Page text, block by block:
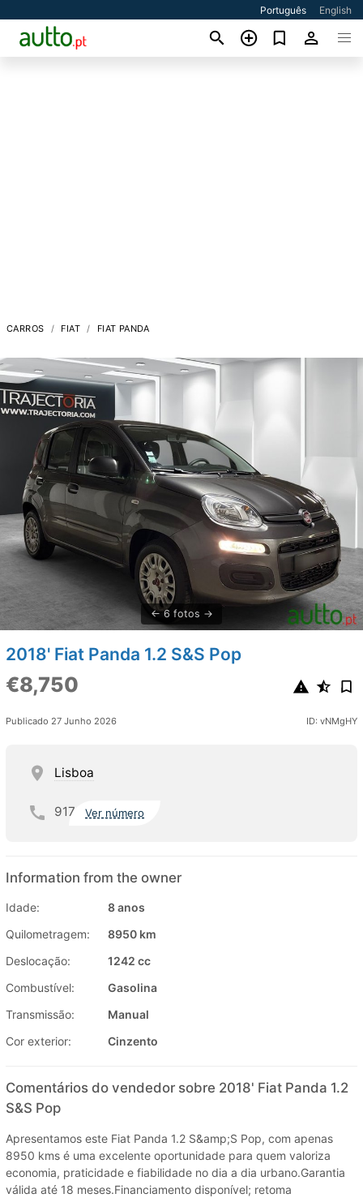
Português English
CARROS FIAT FIAT PANDA
6 fotos
2018' Fiat Panda 1.2 S&S Pop
€8,750
Publicado 27 Junho 2026 ID: vNMgHY
Lisboa
917 Ver número
Information from the owner
Idade:
8 anos
Quilometragem:
8950 km
Deslocação:
1242 cc
Combustível:
Gasolina
Transmissão:
Manual
Cor exterior:
Cinzento
Comentários do vendedor sobre 2018' Fiat Panda 1.2
S&S Pop
Apresentamos este Fiat Panda 1.2 S&amp;S Pop, com apenas
8950 kms é uma excelente oportunidade para quem valoriza
economia, praticidade e fiabilidade no dia a dia urbano.Garantia
válida até 18 meses.Financiamento disponível; retoma